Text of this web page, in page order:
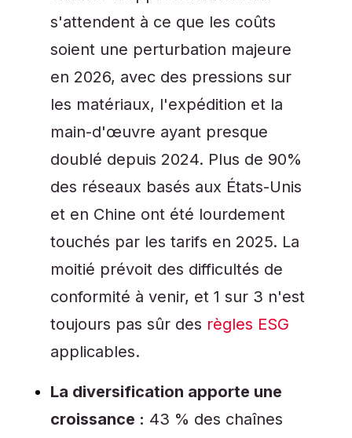
s'attendent à ce que les coûts
soient une perturbation majeure
en 2026, avec des pressions sur
les matériaux, l'expédition et la
main-d'œuvre ayant presque
doublé depuis 2024. Plus de 90%
des réseaux basés aux États-Unis
et en Chine ont été lourdement
touchés par les tarifs en 2025. La
moitié prévoit des difficultés de
conformité à venir, et 1 sur 3 n'est
toujours pas sûr des règles ESG
applicables.
La diversification apporte une
croissance : 43 % des chaînes